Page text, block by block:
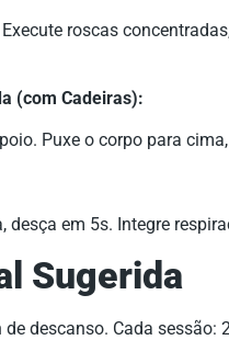
roscas
(com Cadeiras):
Puxe o corpo para
desça em 5s. Integre
Sugerida
descanso. Cada sessão: